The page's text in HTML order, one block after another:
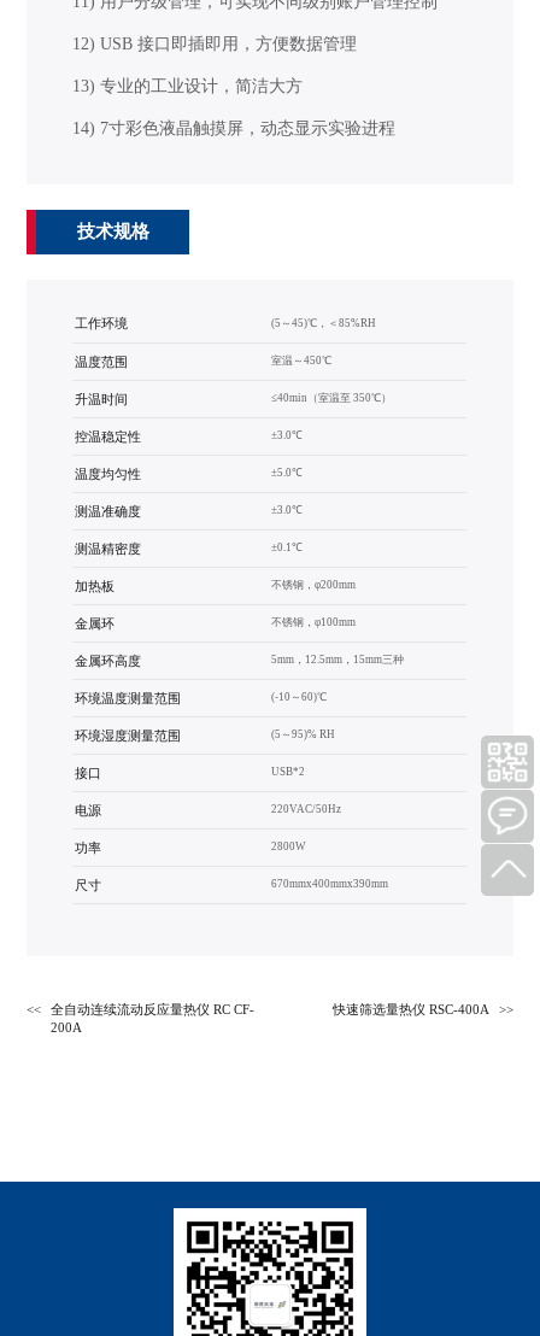
12) USB 接口即插即用，方便数据管理
13) 专业的工业设计，简洁大方
14) 7寸彩色液晶触摸屏，动态显示实验进程
技术规格
工作环境 (5～45)℃，＜85%RH
温度范围 室温～450℃
升温时间 ≤40min（室温至 350℃）
控温稳定性 ±3.0℃
温度均匀性 ±5.0℃
测温准确度 ±3.0℃
测温精密度 ±0.1℃
加热板 不锈钢，φ200mm
金属环 不锈钢，φ100mm
金属环高度 5mm，12.5mm，15mm三种
环境温度测量范围 (-10～60)℃
环境湿度测量范围 (5～95)% RH
接口 USB*2
电源 220VAC/50Hz
功率 2800W
尺寸 670mmх400mmх390mm
全自动连续流动反应量热仪 RC CF-
200A
快速筛选量热仪 RSC-400A